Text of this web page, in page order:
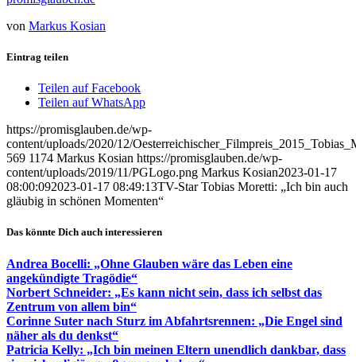
von Markus Kosian
Eintrag teilen
Teilen auf Facebook
Teilen auf WhatsApp
https://promisglauben.de/wp-
content/uploads/2020/12/
569 1174 Markus Kosian https://promisglauben.de/wp-
content/uploads/2019/11/PGLogo.png Markus Kosian2023-01-17
08:00:092023-01-17 08:49:13TV-Star Tobias Moretti: „Ich bin auch
gläubig in schönen Momenten“
Das könnte Dich auch interessieren
Andrea Bocelli: „Ohne Glauben wäre das Leben eine
angekündigte Tragödie“
Norbert Schneider: „Es kann nicht sein, dass ich selbst das
Zentrum von allem bin“
Corinne Suter nach Sturz im Abfahrtsrennen: „Die Engel sind
näher als du denkst“
Patricia Kelly: „Ich bin meinen Eltern unendlich dankbar, dass